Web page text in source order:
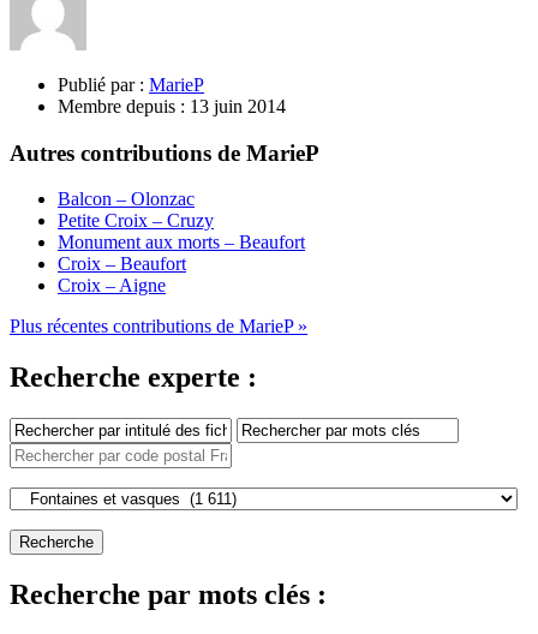
Publié par : MarieP
Membre depuis : 13 juin 2014
Autres contributions de MarieP
Balcon – Olonzac
Petite Croix – Cruzy
Monument aux morts – Beaufort
Croix – Beaufort
Croix – Aigne
Plus récentes contributions de MarieP »
Recherche experte :
Recherche par mots clés :